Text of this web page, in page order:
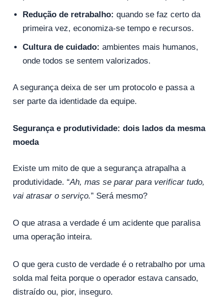
Redução de retrabalho: quando se faz certo da
primeira vez, economiza-se tempo e recursos.
Cultura de cuidado: ambientes mais humanos,
onde todos se sentem valorizados.
A segurança deixa de ser um protocolo e passa a
ser parte da identidade da equipe.
Segurança e produtividade: dois lados da mesma
moeda
Existe um mito de que a segurança atrapalha a
produtividade. “Ah, mas se parar para verificar tudo,
vai atrasar o serviço.” Será mesmo?
O que atrasa a verdade é um acidente que paralisa
uma operação inteira.
O que gera custo de verdade é o retrabalho por uma
solda mal feita porque o operador estava cansado,
distraído ou, pior, inseguro.